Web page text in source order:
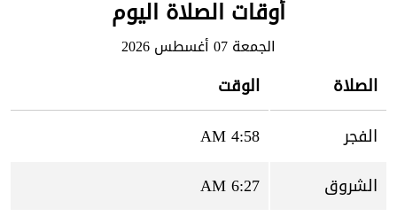
أوقات الصلاة اليوم
الجمعة 07 أغسطس 2026
الصلاة
الوقت
الفجر
4:58 AM
الشروق
6:27 AM